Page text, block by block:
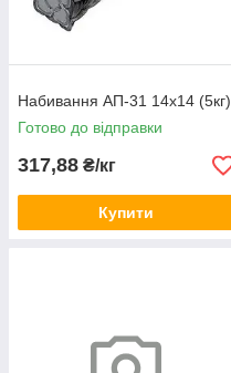
Набивання АП-31 14х14 (5кг)
Готово до відправки
317,88 ₴/кг
Купити